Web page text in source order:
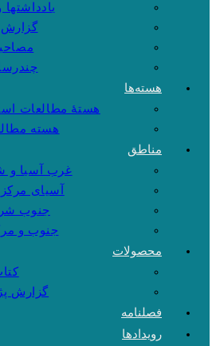
گزارش
هسته‌ها
هستهٔ مطالعات
هسته
مناطق
غرب آسیا و
آسیای
جنوب
جنوب و
محصولات
گزارش
فصلنامه
رویدادها